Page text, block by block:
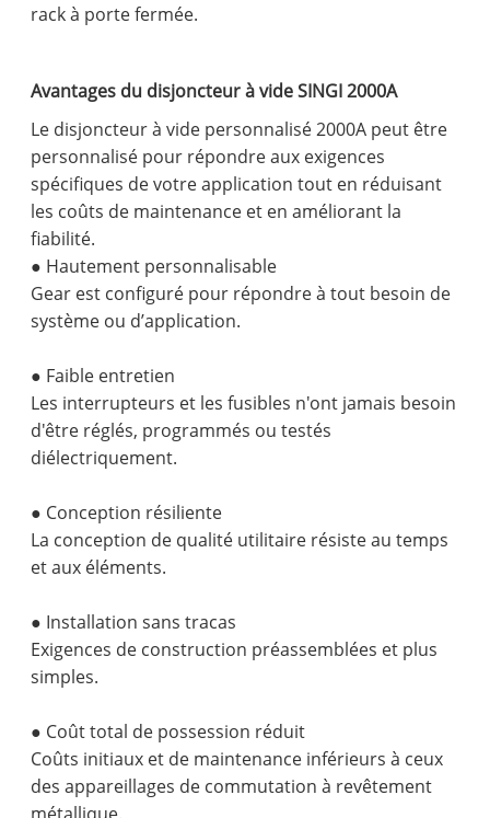
rack à porte fermée.
Avantages du disjoncteur à vide SINGI 2000A
Le disjoncteur à vide personnalisé 2000A peut être
personnalisé pour répondre aux exigences
spécifiques de votre application tout en réduisant
les coûts de maintenance et en améliorant la
fiabilité.
● Hautement personnalisable
Gear est configuré pour répondre à tout besoin de
système ou d’application.
● Faible entretien
Les interrupteurs et les fusibles n'ont jamais besoin
d'être réglés, programmés ou testés
diélectriquement.
● Conception résiliente
La conception de qualité utilitaire résiste au temps
et aux éléments.
● Installation sans tracas
Exigences de construction préassemblées et plus
simples.
● Coût total de possession réduit
Coûts initiaux et de maintenance inférieurs à ceux
des appareillages de commutation à revêtement